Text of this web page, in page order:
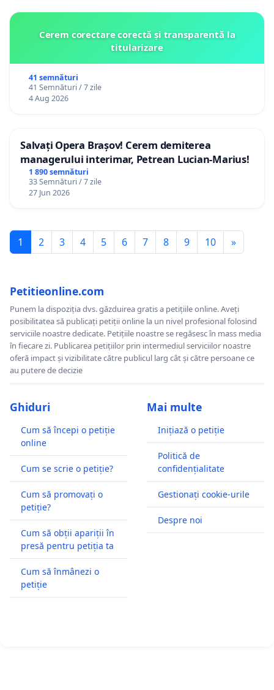
Cerem corectare corectă și transparentă la
titularizare
41 semnături
41 Semnături / 7 zile
4 Aug 2026
Salvați Opera Brașov! Cerem demiterea
managerului interimar, Petrean Lucian-Marius!
1 890 semnături
33 Semnături / 7 zile
27 Jun 2026
1 2 3 4 5 6 7 8 9 10 »
Petitieonline.com
Punem la dispoziția dvs. găzduirea gratis a petițiile online. Aveți
posibilitatea să publicați petiții online la un nivel profesional folosind
serviciile noastre dedicate. Petițiile noastre se regăsesc în mass media
în fiecare zi. Publicarea petițiilor prin intermediul serviciilor noastre
oferă impact și vizibilitate către publicul larg cât și către persoane ce
au putere de decizie
Ghiduri
Cum să începi o petiție
online
Cum se scrie o petiție?
Cum să promovați o
petiție?
Cum să obții apariții în
presă pentru petiția ta
Cum să înmânezi o
petiție
Mai multe
Inițiază o petiție
Politică de
confidențialitate
Gestionați cookie-urile
Despre noi